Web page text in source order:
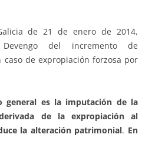
de 21 de enero de 2014,
Devengo del incremento de
caso de expropiación forzosa por
general es la imputación de la
de la expropiación al
la alteración patrimonial. En